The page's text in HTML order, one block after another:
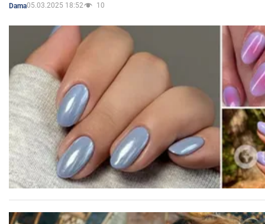
Dama05.03.2025 18:52 10